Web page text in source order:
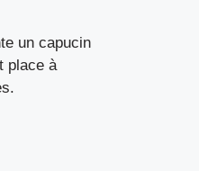
un capucin
place à